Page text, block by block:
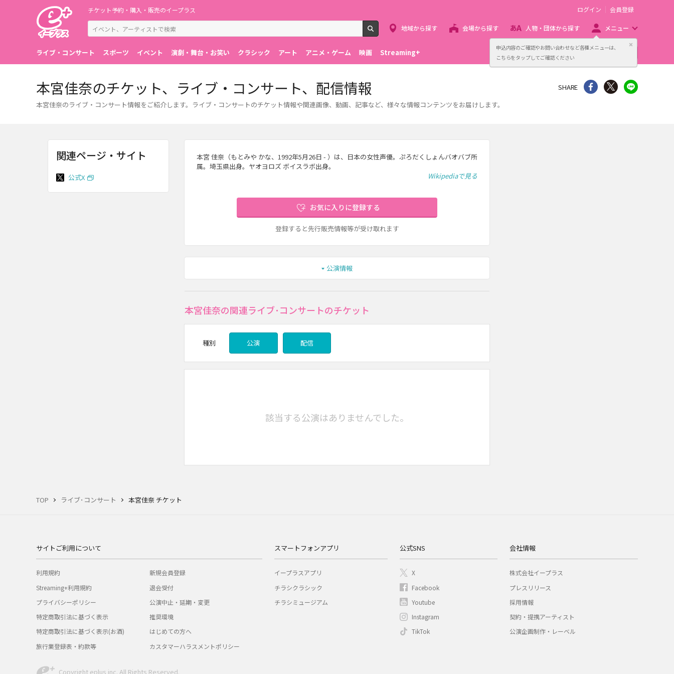
申込内容のご確認やお問い合わせなど各種メニューは、
こちらをタップしてご確認ください
閉じる
チケット予約・購入・販売のイープラス
検索
ログイン 会員登録
地域から探す 会場から探す 人物・団体から探す メニュー
ライブ・コンサート スポーツ イベント 演劇・舞台・お笑い クラシック アート アニメ・ゲーム 映画 Streaming+ 主催者向け販売サービス
TOP ライブ･コンサート 本宮佳奈 チケット
本宮佳奈のチケット、ライブ・コンサート、配信情報
本宮佳奈のライブ・コンサート情報をご紹介します。ライブ・コンサートのチケット情報や関連画像、動画、記事など、様々な情報コンテンツをお届けします。
SHARE シェア Twitter
本宮 佳奈（もとみや かな、1992年5月26日 - ）は、日本の女性声優。ぷろだくしょんバオバブ所
属。埼玉県出身。ヤオヨロズ ボイスラボ出身。
Wikipediaで見る
お気に入りに登録する
登録すると先行販売情報等が受け取れます
公演情報
本宮佳奈の関連ライブ･コンサートのチケット
種別 公演 配信
該当する公演はありませんでした。
関連ページ・サイト
公式X
サイトご利用について
利用規約
Streaming+利用規約
プライバシーポリシー
特定商取引法に基づく表示
特定商取引法に基づく表示(お酒)
旅行業登録表・約款等
新規会員登録
退会受付
公演中止・延期・変更
推奨環境
はじめての方へ
カスタマーハラスメントポリシー
スマートフォンアプリ
イープラスアプリ
チラシクラシック
チラシミュージアム
公式SNS
X
Facebook
Youtube
Instagram
TikTok
会社情報
株式会社イープラス
プレスリリース
採用情報
契約・提携アーティスト
公演企画制作・レーベル
Copyright eplus inc. All Rights Reserved.